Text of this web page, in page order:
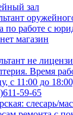
зал
по работе с
магазин
не
Время
с 11:00 до
59-65
слесарь/